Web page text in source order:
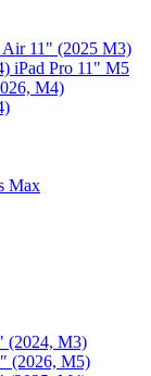
Air 11" (2025 M3)
iPad Pro 11" M5
M4)
Max
(2024, M3)
(2026, M5)